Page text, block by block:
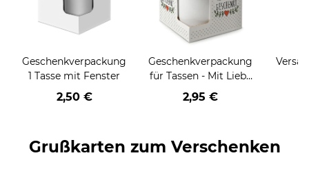
Geschenkverpackung
1 Tasse mit Fenster
2,50 €
Geschenkverpackung
für Tassen - Mit Liebe
geschenkt
2,95 €
Grußkarten zum Verschenken